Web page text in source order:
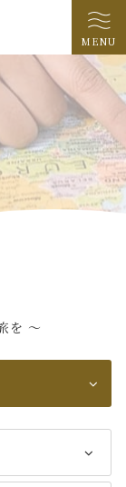
MENU
を 〜